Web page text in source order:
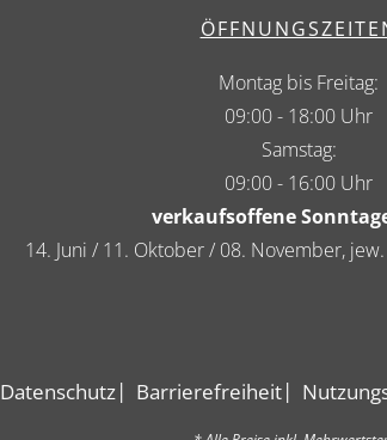
Montag bis Freitag:
09:00 - 18:00 Uhr
Samstag:
09:00 - 16:00 Uhr
verkaufsoffene
14. Juni / 11. Oktober / 08. November,
Datenschutz Barrierefreiheit